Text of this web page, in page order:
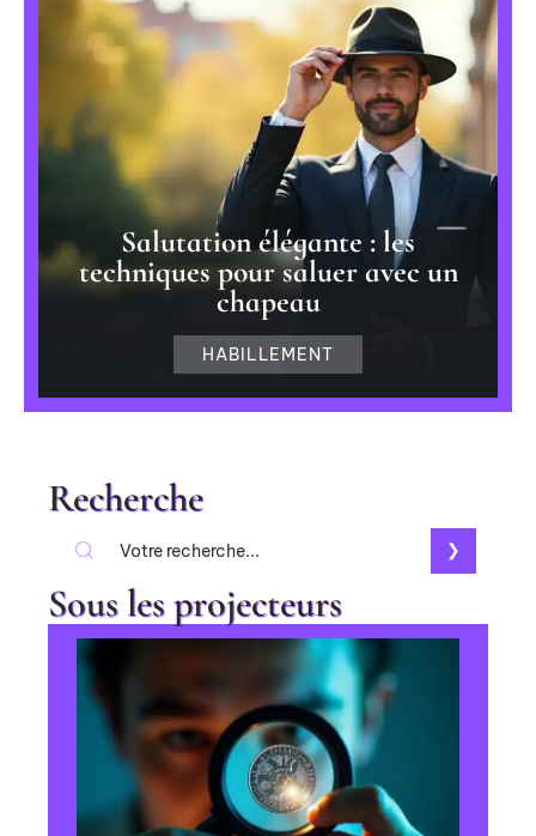
Salutation élégante : les
techniques pour saluer avec un
chapeau
HABILLEMENT
Recherche
Sous les projecteurs